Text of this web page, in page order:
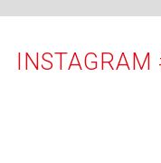
INSTAGRAM